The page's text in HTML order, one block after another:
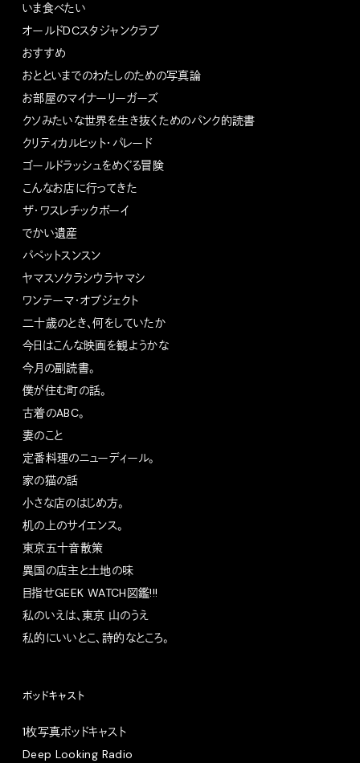
いま食べたい
オールドDCスタジャンクラブ
おすすめ
おとといまでのわたしのための写真論
お部屋のマイナーリーガーズ
クソみたいな世界を生き抜くためのパンク的読書
クリティカルヒット・パレード
ゴールドラッシュをめぐる冒険
こんなお店に行ってきた
ザ・ワスレチックボーイ
でかい遺産
パペットスンスン
ヤマスソクラシウラヤマシ
ワンテーマ・オブジェクト
二十歳のとき、何をしていたか
今日はこんな映画を観ようかな
今月の副読書。
僕が住む町の話。
古着のABC。
妻のこと
定番料理のニューディール。
家の猫の話
小さな店のはじめ方。
机の上のサイエンス。
東京五十音散策
異国の店主と土地の味
目指せGEEK WATCH図鑑!!!
私のいえは、東京 山のうえ
私的にいいとこ、詩的なところ。
ポッドキャスト
1枚写真ポッドキャスト
Deep Looking Radio